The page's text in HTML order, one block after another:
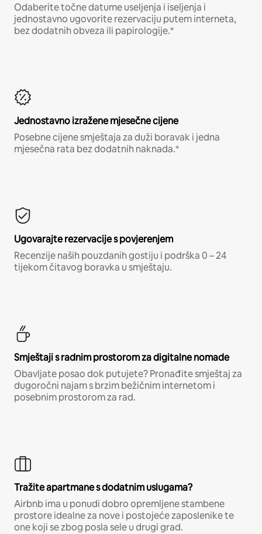
Odaberite točne datume useljenja i iseljenja i
jednostavno ugovorite rezervaciju putem interneta,
bez dodatnih obveza ili papirologije.*
Jednostavno izražene mjesečne cijene
Posebne cijene smještaja za duži boravak i jedna
mjesečna rata bez dodatnih naknada.*
Ugovarajte rezervacije s povjerenjem
Recenzije naših pouzdanih gostiju i podrška 0 – 24
tijekom čitavog boravka u smještaju.
Smještaji s radnim prostorom za digitalne nomade
Obavljate posao dok putujete? Pronađite smještaj za
dugoročni najam s brzim bežičnim internetom i
posebnim prostorom za rad.
Tražite apartmane s dodatnim uslugama?
Airbnb ima u ponudi dobro opremljene stambene
prostore idealne za nove i postojeće zaposlenike te
one koji se zbog posla sele u drugi grad.